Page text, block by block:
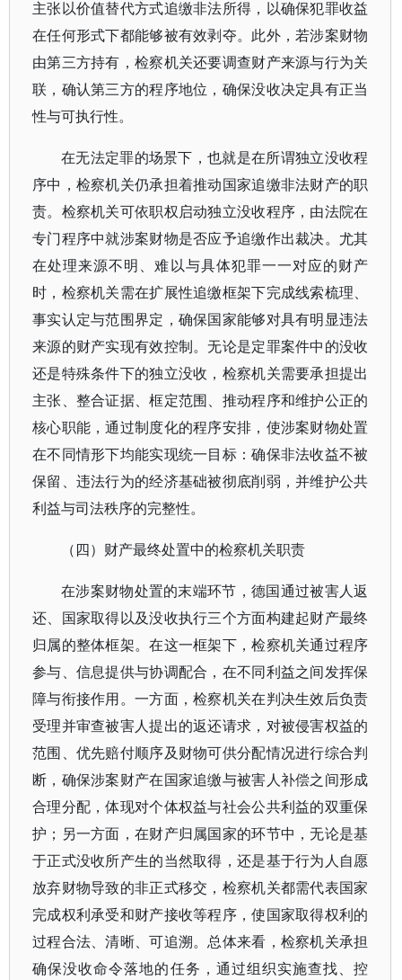
主张以价值替代方式追缴非法所得，以确保犯罪收益
在任何形式下都能够被有效剥夺。此外，若涉案财物
由第三方持有，检察机关还要调查财产来源与行为关
联，确认第三方的程序地位，确保没收决定具有正当
性与可执行性。
在无法定罪的场景下，也就是在所谓独立没收程
序中，检察机关仍承担着推动国家追缴非法财产的职
责。检察机关可依职权启动独立没收程序，由法院在
专门程序中就涉案财物是否应予追缴作出裁决。尤其
在处理来源不明、难以与具体犯罪一一对应的财产
时，检察机关需在扩展性追缴框架下完成线索梳理、
事实认定与范围界定，确保国家能够对具有明显违法
来源的财产实现有效控制。无论是定罪案件中的没收
还是特殊条件下的独立没收，检察机关需要承担提出
主张、整合证据、框定范围、推动程序和维护公正的
核心职能，通过制度化的程序安排，使涉案财物处置
在不同情形下均能实现统一目标：确保非法收益不被
保留、违法行为的经济基础被彻底削弱，并维护公共
利益与司法秩序的完整性。
（四）财产最终处置中的检察机关职责
在涉案财物处置的末端环节，德国通过被害人返
还、国家取得以及没收执行三个方面构建起财产最终
归属的整体框架。在这一框架下，检察机关通过程序
参与、信息提供与协调配合，在不同利益之间发挥保
障与衔接作用。一方面，检察机关在判决生效后负责
受理并审查被害人提出的返还请求，对被侵害权益的
范围、优先赔付顺序及财物可供分配情况进行综合判
断，确保涉案财产在国家追缴与被害人补偿之间形成
合理分配，体现对个体权益与社会公共利益的双重保
护；另一方面，在财产归属国家的环节中，无论是基
于正式没收所产生的当然取得，还是基于行为人自愿
放弃财物导致的非正式移交，检察机关都需代表国家
完成权利承受和财产接收等程序，使国家取得权利的
过程合法、清晰、可追溯。总体来看，检察机关承担
确保没收命令落地的任务，通过组织实施查找、控